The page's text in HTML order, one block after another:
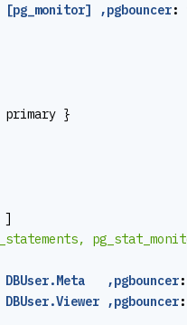
[pg_monitor] ,pgbouncer:
primary }
]
DBUser.Meta   ,pgbouncer:
DBUser.Viewer ,pgbouncer: